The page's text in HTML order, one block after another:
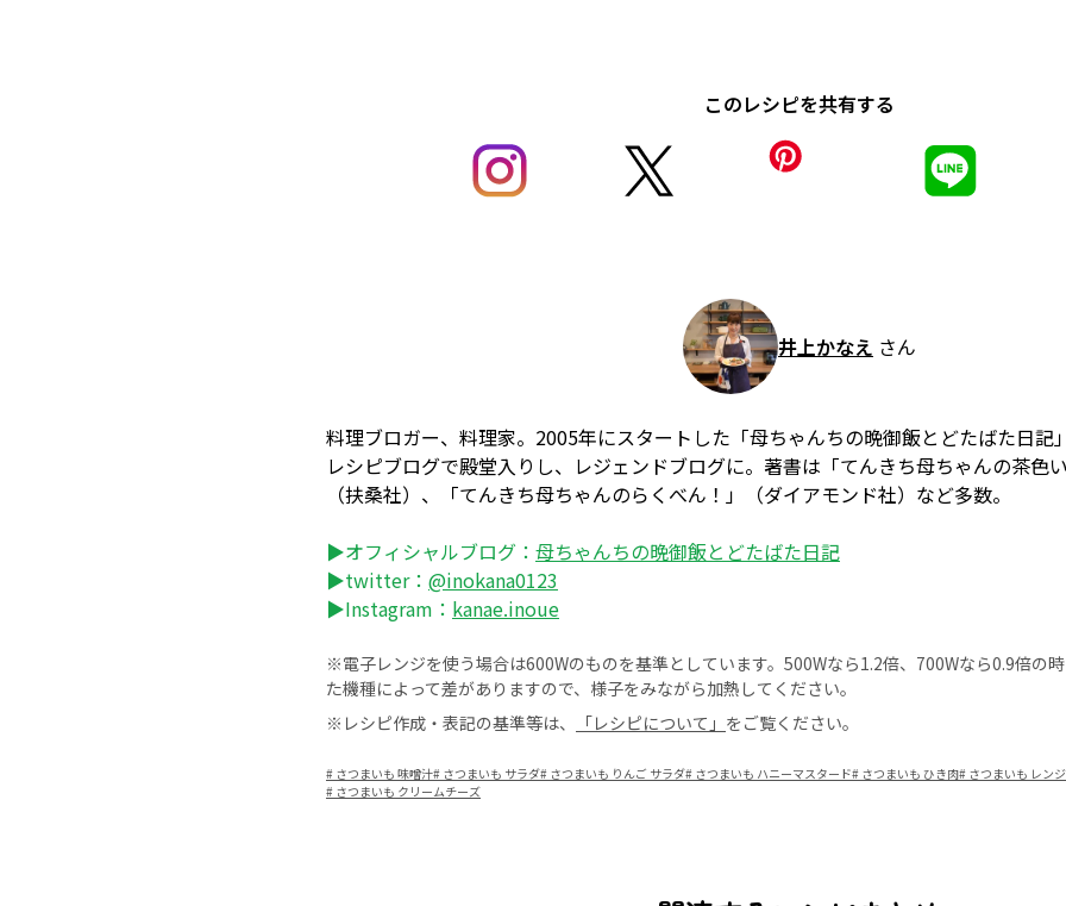
このレシピを共有する
井上かなえ さん
料理ブロガー、料理家。2005年にスタートした「母ちゃんちの晩御飯とどたばた日記
レシピブログで殿堂入りし、レジェンドブログに。著書は「てんきち母ちゃんの茶色
（扶桑社）、「てんきち母ちゃんのらくべん！」（ダイアモンド社）など多数。
▶オフィシャルブログ： 母ちゃんちの晩御飯とどたばた日記
▶twitter： @inokana0123
▶Instagram： kanae.inoue
※電子レンジを使う場合は600Wのものを基準としています。500Wなら1.2倍、700Wなら0.9倍の
た機種によって差がありますので、様子をみながら加熱してください。
※レシピ作成・表記の基準等は、
「レシピについて」 をご覧ください。
# さつまいも 味噌汁# さつまいも サラダ# さつまいも りんご サラダ# さつまいも ハニーマスタード# さつまいも ひき肉# さつまいも レンジ
# さつまいも クリームチーズ